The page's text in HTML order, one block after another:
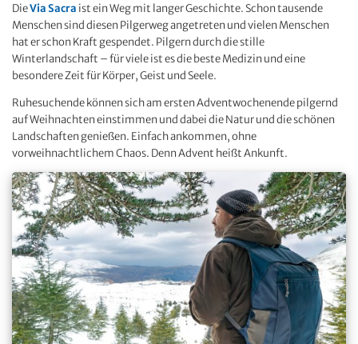
DieVia Sacra ist ein Weg mit langer Geschichte. Schon tausende
Menschen sind diesen Pilgerweg angetreten und vielen Menschen
hat er schon Kraft gespendet. Pilgern durch die stille
Winterlandschaft – für viele ist es die beste Medizin und eine
besondere Zeit für Körper, Geist und Seele.
Ruhesuchende können sich am ersten Adventwochenende pilgernd
auf Weihnachten einstimmen und dabei die Natur und die schönen
Landschaften genießen. Einfach ankommen, ohne
vorweihnachtlichem Chaos. Denn Advent heißt Ankunft.